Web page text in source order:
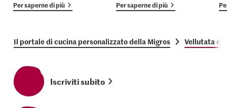
Per saperne di più Per saperne di più
Il portale di cucina personalizzato della Migros Vellutata di
Iscriviti subito